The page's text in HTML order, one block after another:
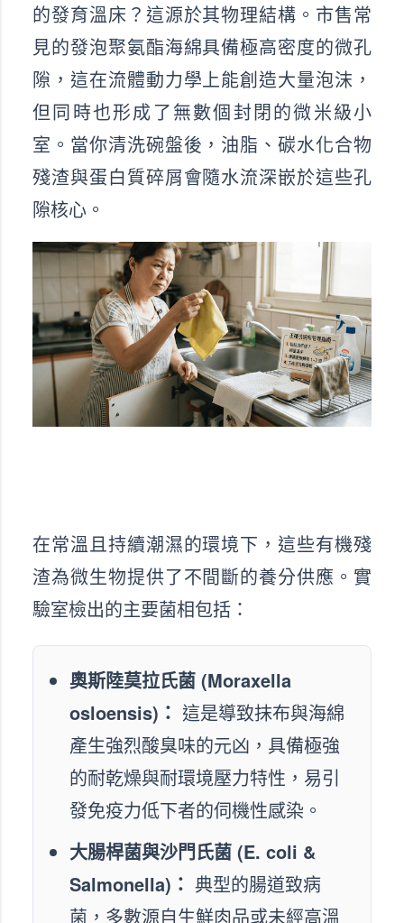
的發育溫床？這源於其物理結構。市售常
見的發泡聚氨酯海綿具備極高密度的微孔
隙，這在流體動力學上能創造大量泡沫，
但同時也形成了無數個封閉的微米級小
室。當你清洗碗盤後，油脂、碳水化合物
殘渣與蛋白質碎屑會隨水流深嵌於這些孔
隙核心。
在常溫且持續潮濕的環境下，這些有機殘
渣為微生物提供了不間斷的養分供應。實
驗室檢出的主要菌相包括：
奧斯陸莫拉氏菌 (Moraxella
osloensis)： 這是導致抹布與海綿
產生強烈酸臭味的元凶，具備極強
的耐乾燥與耐環境壓力特性，易引
發免疫力低下者的伺機性感染。
大腸桿菌與沙門氏菌 (E. coli &
Salmonella)： 典型的腸道致病
菌，多數源自生鮮肉品或未經高溫